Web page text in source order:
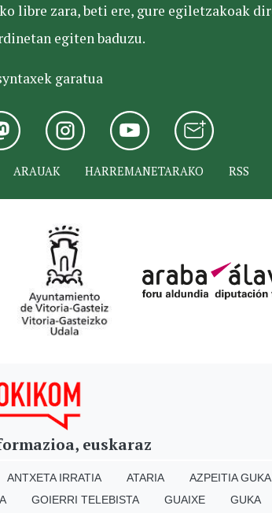
libre zara, beti ere, gure egiletzakoak
egiten baduzu.
garatua
ARAUAK HARREMANETARAKO RSS
euskaraz
ANTXETA IRRATIA ATARIA AZPEITIA GUKA
GOIERRI TELEBISTA GUAIXE GUKA